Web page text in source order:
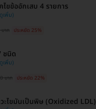
ขข้ออักเสบ 4 รายการ
าท ประหยัด 25%
ชนิด
บาท ประหยัด 22%
ะไขมันเป็นพิษ (Oxidized LDL)